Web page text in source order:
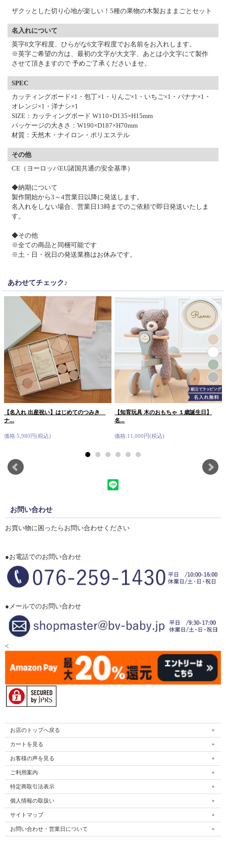
ザクッとした切り心地が楽しい！5種の果物の木製おままごとセット
名入れについて
英字8文字程度、ひらがな6文字程度でお名前をお入れします。
※英字ご希望の方は、最初の文字が大文字、あとは小文字にて製作
させて頂きますので 予めご了承くださいませ。
SPEC
カッティングボード×1・包丁×1・りんご×1・いちご×1・バナナ×1・
オレンジ×1・洋ナシ×1
SIZE：カッティングボード W110×D135×H15mm
パッケージの大きさ：W190×D187×H70mm
材質：天然木・ナイロン・ポリエステル
その他
CE（ヨーロッパEU諸国共通の安全基準）
◆納期について
製作開始から3～4営業日以降に発送します。
名入れをしない場合、営業日13時までのご依頼で即日発送いたしま
す。
◆その他
※全ての商品と同梱可能です
※土・日・祝日の発送業務はお休みです。
あわせてチェック♪
【名入れ 出産祝い】はじめてのつみき
ナ...
価格:5,980円(税込)
【知育玩具 木のおもちゃ １歳誕生日】
名...
価格:11,000円(税込)
お問い合わせ
お買い物に困ったらお問い合わせください
●お電話でのお問い合わせ
●メールでのお問い合わせ
<
お店のトップへ戻る
カートを見る
お客様の声を見る
ご利用案内
特定商取引法表示
個人情報の取扱い
サイトマップ
お問い合わせ・営業日について